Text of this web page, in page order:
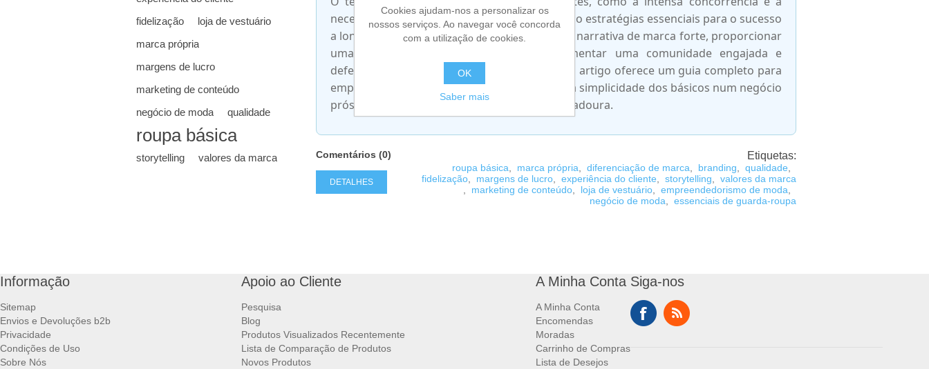
fidelização
loja de vestuário
marca própria
margens de lucro
marketing de conteúdo
negócio de moda
qualidade
roupa básica
storytelling valores da marca
necessidade de construir confiança, oferecendo estratégias essenciais para o sucesso
a longo prazo. Estas incluem a criação de uma narrativa de marca forte, proporcionar
uma experiência de cliente excecional, fomentar uma comunidade engajada e
defender valores de marca claros. Em suma, o artigo oferece um guia completo para
empreendedores que procuram transformar a simplicidade dos básicos num negócio
próspero e com uma identidade de marca duradoura.
Etiquetas:
roupa básica marca própria diferenciação de marca branding qualidade
fidelização
margens de lucro experiência do cliente storytelling
valores da marca
marketing de conteúdo loja de vestuário empreendedorismo de moda
negócio de moda
essenciais de guarda-roupa
Comentários (0)
DETALHES
Informação
Sitemap
Envios e Devoluções b2b
Privacidade
Condições de Uso
Sobre Nós
Apoio ao Cliente
Pesquisa
Blog
Produtos Visualizados Recentemente
Lista de Comparação de Produtos
Novos Produtos
A Minha Conta
A Minha Conta
Encomendas
Moradas
Carrinho de Compras
Lista de Desejos
Siga-nos
Cookies ajudam-nos a personalizar os
nossos serviços. Ao navegar você concorda
com a utilização de cookies.
OK
Saber mais